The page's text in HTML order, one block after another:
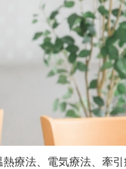
療法、電気療法、牽